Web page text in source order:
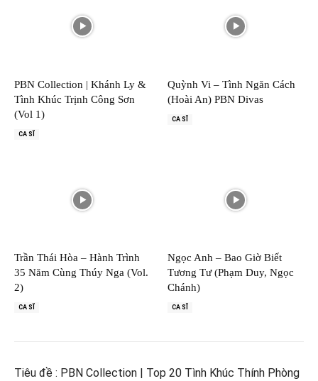
PBN Collection | Khánh Ly &
Tình Khúc Trịnh Công Sơn
(Vol 1)
CA SĨ
Quỳnh Vi – Tình Ngăn Cách
(Hoài An) PBN Divas
CA SĨ
Trần Thái Hòa – Hành Trình
35 Năm Cùng Thúy Nga (Vol.
2)
CA SĨ
Ngọc Anh – Bao Giờ Biết
Tương Tư (Phạm Duy, Ngọc
Chánh)
CA SĨ
Tiêu đề : PBN Collection | Top 20 Tình Khúc Thính Phòng